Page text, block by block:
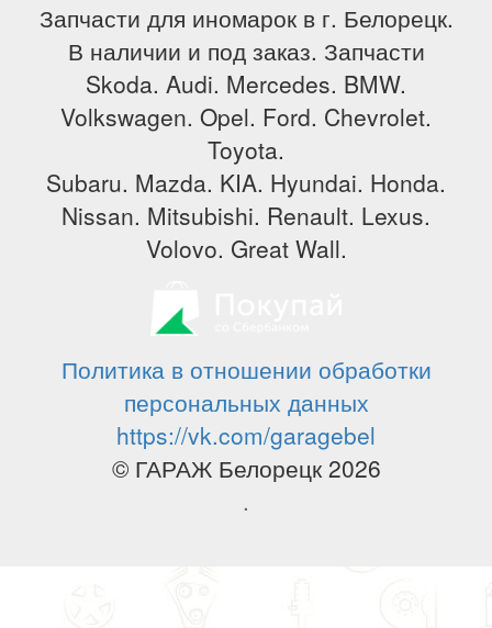
Запчасти для иномарок в г. Белорецк.
В наличии и под заказ. Запчасти
Skoda. Audi. Mercedes. BMW.
Volkswagen. Opel. Ford. Chevrolet.
Toyota.
Subaru. Mazda. KIA. Hyundai. Honda.
Nissan. Mitsubishi. Renault. Lexus.
Volovo. Great Wall.
Политика в отношении обработки
персональных данных
https://vk.com/garagebel
© ГАРАЖ Белорецк 2026
.